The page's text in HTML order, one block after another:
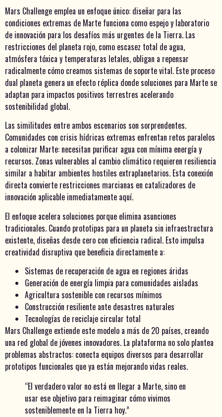
Mars Challenge emplea un enfoque único: diseñar para las
condiciones extremas de Marte funciona como espejo y laboratorio
de innovación para los desafíos más urgentes de la Tierra. Las
restricciones del planeta rojo, como escasez total de agua,
atmósfera tóxica y temperaturas letales, obligan a repensar
radicalmente cómo creamos sistemas de soporte vital. Este proceso
dual planeta genera un efecto réplica donde soluciones para Marte se
adaptan para impactos positivos terrestres acelerando
sostenibilidad global.
Las similitudes entre ambos escenarios son sorprendentes.
Comunidades con crisis hídricas extremas enfrentan retos paralelos
a colonizar Marte: necesitan purificar agua con mínima energía y
recursos. Zonas vulnerables al cambio climático requieren resiliencia
similar a habitar ambientes hostiles extraplanetarios. Esta conexión
directa convierte restricciones marcianas en catalizadores de
innovación aplicable inmediatamente aquí.
El enfoque acelera soluciones porque elimina asunciones
tradicionales. Cuando prototipas para un planeta sin infraestructura
existente, diseñas desde cero con eficiencia radical. Esto impulsa
creatividad disruptiva que beneficia directamente a:
Sistemas de recuperación de agua en regiones áridas
Generación de energía limpia para comunidades aisladas
Agricultura sostenible con recursos mínimos
Construcción resiliente ante desastres naturales
Tecnologías de reciclaje circular total
Mars Challenge extiende este modelo a más de 20 países, creando
una red global de jóvenes innovadores. La plataforma no solo plantea
problemas abstractos: conecta equipos diversos para desarrollar
prototipos funcionales que ya están mejorando vidas reales.
“El verdadero valor no está en llegar a Marte, sino en
usar ese objetivo para reimaginar cómo vivimos
sosteniblemente en la Tierra hoy.”